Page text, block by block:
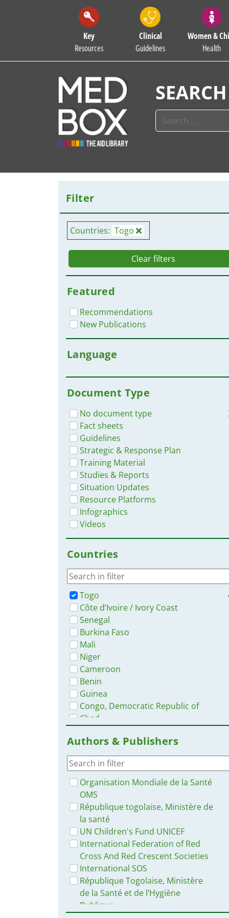
Key
Resources
Clinical
Guidelines
Women &
Health
Filter
Countries: Togo
Clear filters
Featured
Recommendations
New Publications
Language
Document Type
No document type
Fact sheets
Guidelines
Strategic & Response Plan
Training Material
Studies & Reports
Situation Updates
Resource Platforms
Infographics
Videos
Countries
Togo
Côte d’Ivoire / Ivory Coast
Senegal
Burkina Faso
Mali
Niger
Cameroon
Benin
Guinea
Congo, Democratic Republic of
Chad
Nigeria
Sierra Leone
Burundi
Liberia
Madagascar
France
Djibouti
Central African Republic
Ethiopia
Kenya
Gambia
Canada
Congo-Brazzaville
Haiti
Guinea-Bissau
Authors & Publishers
Organisation Mondiale de la Santé
OMS
République togolaise, Ministère de
la santé
UN Children's Fund UNICEF
International Federation of Red
Cross And Red Crescent Societies
International SOS
République Togolaise, Ministère
de la Santé et de l’Hygiène
Publique